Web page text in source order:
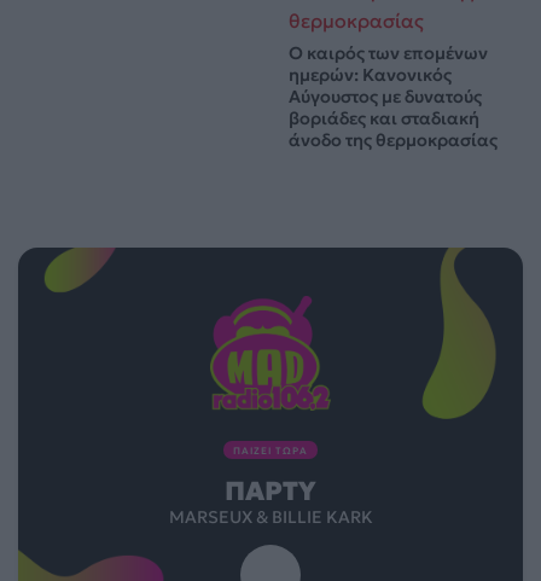
Ο καιρός των επομένων
ημερών: Κανονικός
Αύγουστος με δυνατούς
βοριάδες και σταδιακή
άνοδο της θερμοκρασίας
ΠΑΙΖΕΙ ΤΩΡΑ
ΠΆΡΤΥ
MARSEUX & BILLIE KARK